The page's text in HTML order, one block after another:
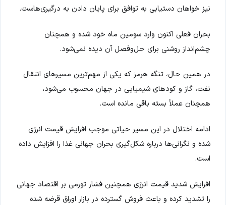
نیز خواهان دستیابی به توافق برای پایان دادن به درگیری‌هاست.
بحران فعلی اکنون وارد سومین ماه خود شده و همچنان
چشم‌انداز روشنی برای حل‌وفصل آن دیده نمی‌شود.
در همین حال، تنگه هرمز که یکی از مهم‌ترین مسیرهای انتقال
نفت، گاز و کودهای شیمیایی در جهان محسوب می‌شود،
همچنان عملاً بسته باقی مانده است.
ادامه اختلال در این مسیر حیاتی موجب افزایش قیمت انرژی
شده و نگرانی‌ها درباره شکل‌گیری بحران جهانی غذا را افزایش داده
است.
افزایش شدید قیمت انرژی همچنین فشار تورمی بر اقتصاد جهانی
را تشدید کرده و باعث فروش گسترده در بازار اوراق قرضه شده